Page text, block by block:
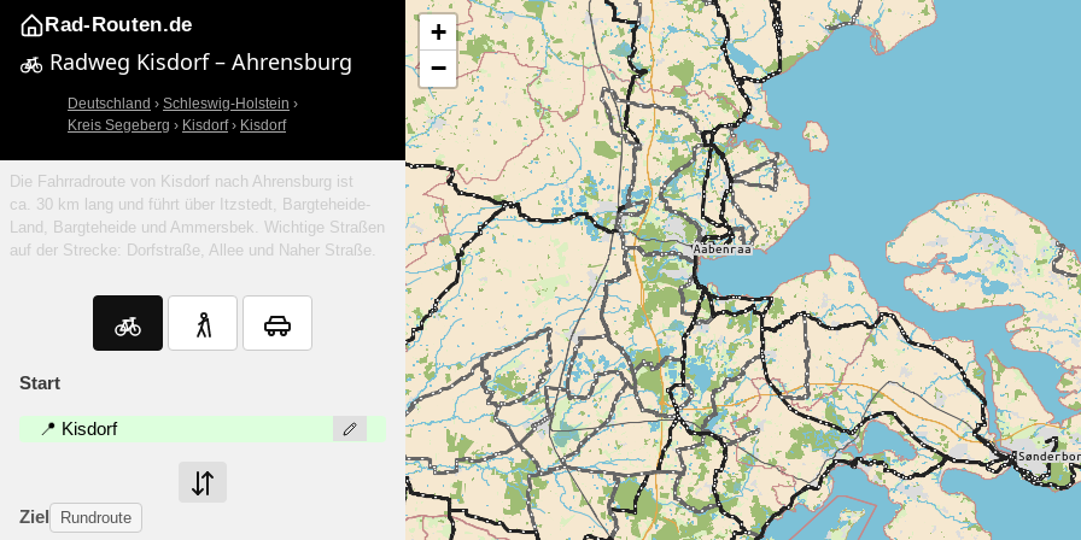
Rad-Routen.de
Radweg Kisdorf – Ahrensburg
Deutschland › Schleswig-Holstein ›
Kreis Segeberg › Kisdorf› Kisdorf
Die Fahrradroute von Kisdorf nach Ahrensburg ist
ca. 30 km lang und führt über Itzstedt, Bargteheide-
Land, Bargteheide und Ammersbek. Wichtige Straßen
auf der Strecke: Dorfstraße, Allee und Naher Straße.
Start
📍 Kisdorf
Ziel Rundroute
+
−